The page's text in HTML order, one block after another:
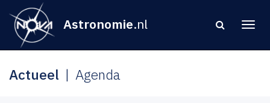
Astronomie.nl
Actueel Agenda